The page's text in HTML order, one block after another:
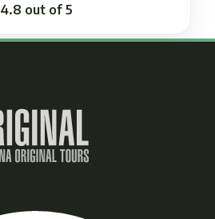
4.8 out of 5